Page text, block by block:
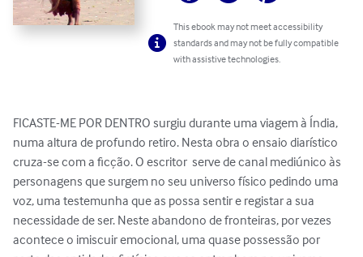
This ebook may not meet accessibility
standards and may not be fully compatible
with assistive technologies.
FICASTE-ME POR DENTRO surgiu durante uma viagem à Índia,
numa altura de profundo retiro. Nesta obra o ensaio diarístico
cruza-se com a ficção. O escritor  serve de canal mediúnico às
personagens que surgem no seu universo físico pedindo uma
voz, uma testemunha que as possa sentir e registar a sua
necessidade de ser. Neste abandono de fronteiras, por vezes
acontece o imiscuir emocional, uma quase possessão por